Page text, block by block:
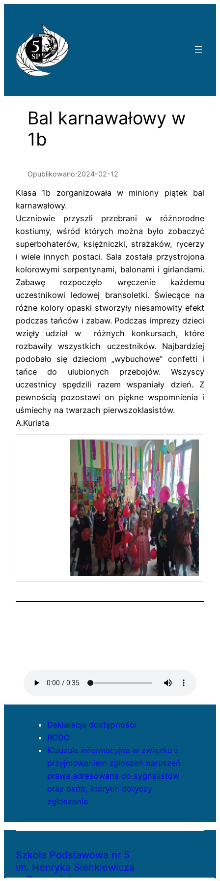
Bal karnawałowy w
1b
Opublikowano:2024-02-12
Klasa 1b zorganizowała w miniony piątek bal
karnawałowy.
Uczniowie przyszli przebrani w różnorodne
kostiumy, wśród których można było zobaczyć
superbohaterów, księżniczki, strażaków, rycerzy
i wiele innych postaci. Sala została przystrojona
kolorowymi serpentynami, balonami i girlandami.
Zabawę rozpoczęło wręczenie każdemu
uczestnikowi ledowej bransoletki. Świecące na
różne kolory opaski stworzyły niesamowity efekt
podczas tańców i zabaw. Podczas imprezy dzieci
wzięły udział w różnych konkursach, które
rozbawiły wszystkich uczestników. Najbardziej
podobało się dzieciom „wybuchowe” confetti i
tańce do ulubionych przebojów. Wszyscy
uczestnicy spędzili razem wspaniały dzień. Z
pewnością pozostawi on piękne wspomnienia i
uśmiechy na twarzach pierwszoklasistów.
A.Kuriata
Deklaracja dostępności
RODO
Klauzula informacyjna w związku z
przyjmowaniem zgłoszeń naruszeń
prawa adresowana do sygnalistów
oraz osób, których dotyczy
zgłoszenie
Szkoła Podstawowa nr 5
im. Henryka Sienkiewicza